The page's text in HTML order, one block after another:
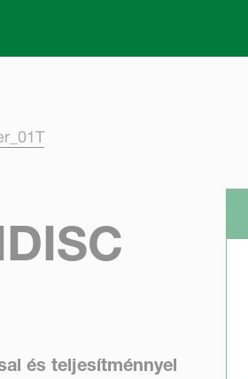
és teljesítménnyel